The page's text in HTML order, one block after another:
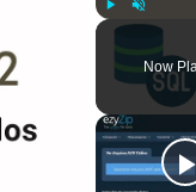
Play Unmute
Now